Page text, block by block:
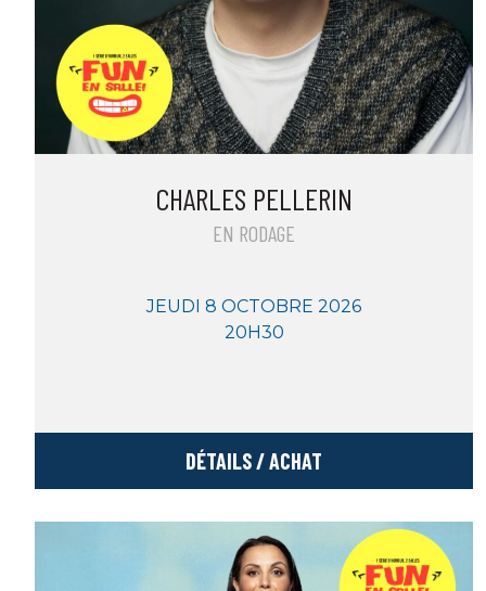
CHARLES PELLERIN
EN RODAGE
JEUDI 8 OCTOBRE 2026
20H30
DÉTAILS / ACHAT